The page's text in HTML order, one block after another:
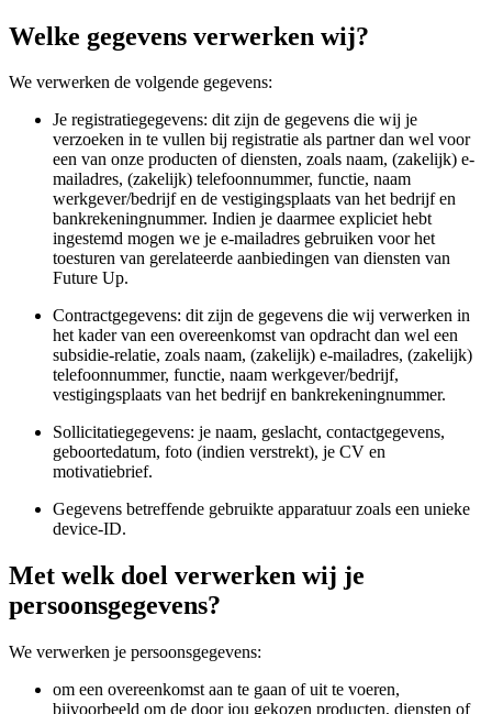
Welke gegevens verwerken wij?
We verwerken de volgende gegevens:
Je registratiegegevens: dit zijn de gegevens die wij je
verzoeken in te vullen bij registratie als partner dan wel voor
een van onze producten of diensten, zoals naam, (zakelijk) e-
mailadres, (zakelijk) telefoonnummer, functie, naam
werkgever/bedrijf en de vestigingsplaats van het bedrijf en
bankrekeningnummer. Indien je daarmee expliciet hebt
ingestemd mogen we je e-mailadres gebruiken voor het
toesturen van gerelateerde aanbiedingen van diensten van
Future Up.
Contractgegevens: dit zijn de gegevens die wij verwerken in
het kader van een overeenkomst van opdracht dan wel een
subsidie-relatie, zoals naam, (zakelijk) e-mailadres, (zakelijk)
telefoonnummer, functie, naam werkgever/bedrijf,
vestigingsplaats van het bedrijf en bankrekeningnummer.
Sollicitatiegegevens: je naam, geslacht, contactgegevens,
geboortedatum, foto (indien verstrekt), je CV en
motivatiebrief.
Gegevens betreffende gebruikte apparatuur zoals een unieke
device-ID.
Met welk doel verwerken wij je
persoonsgegevens?
We verwerken je persoonsgegevens:
om een overeenkomst aan te gaan of uit te voeren,
bijvoorbeeld om de door jou gekozen producten, diensten of